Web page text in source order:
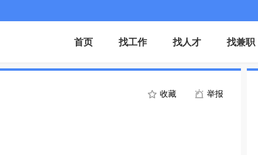
首页 找工作 找人才 找兼职
收藏 举报